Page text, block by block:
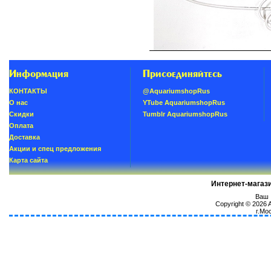
Информация
КОНТАКТЫ
О нас
Скидки
Oплатa
Доставка
Акции и спец предложения
Карта сайта
Присоединяйтесь
@AquariumshopRus
YTube AquariumshopRus
Tumblr AquariumshopRus
Интернет-
Ваш
Copyright © 2026